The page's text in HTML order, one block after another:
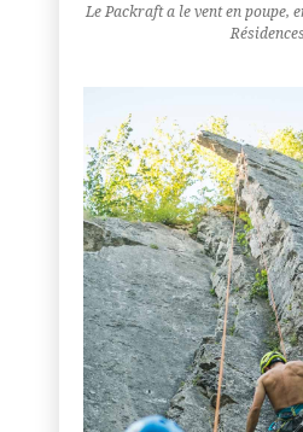
Le Packraft a le vent en poupe,